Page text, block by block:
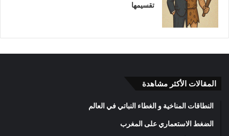
تقسيمها
المقالات الأكثر مشاهدة
النطاقات المناخية و الغطاء النباتي في العالم
الضغط الاستعماري على المغرب